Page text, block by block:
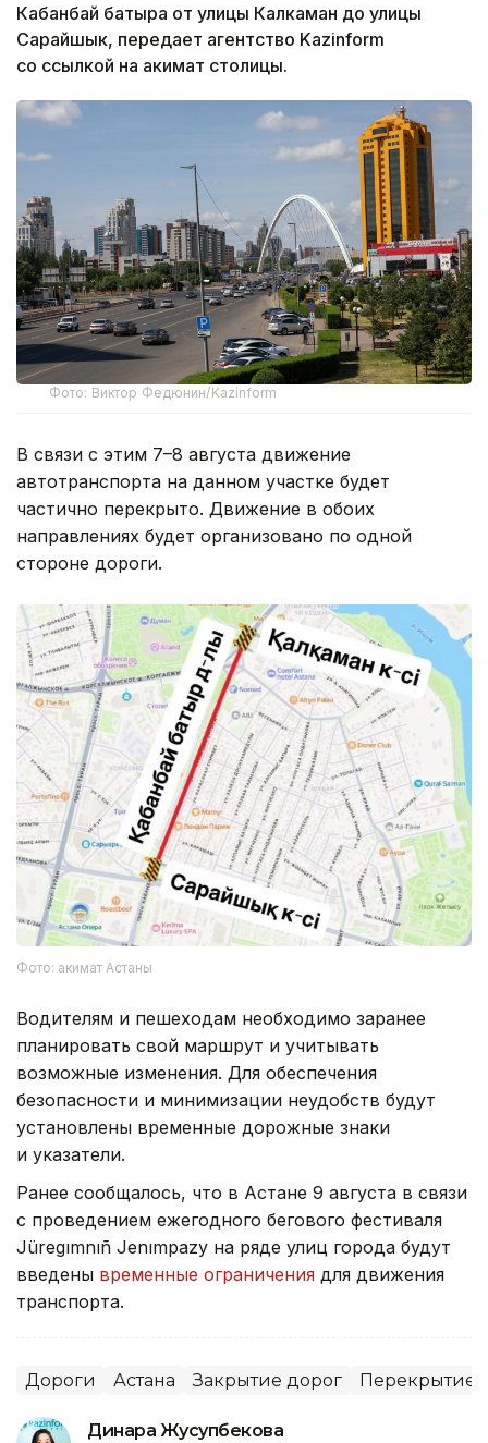
Кабанбай батыра от улицы Калкаман до улицы
Сарайшык, передает агентство Kazinform
со ссылкой на акимат столицы.
Фото: Виктор Федюнин/Kazinform
В связи с этим 7–8 августа движение
автотранспорта на данном участке будет
частично перекрыто. Движение в обоих
направлениях будет организовано по одной
стороне дороги.
Фото: акимат Астаны
Водителям и пешеходам необходимо заранее
планировать свой маршрут и учитывать
возможные изменения. Для обеспечения
безопасности и минимизации неудобств будут
установлены временные дорожные знаки
и указатели.
Ранее сообщалось, что в Астане 9 августа в связи
с проведением ежегодного бегового фестиваля
Jüregımnıñ Jenımpazy на ряде улиц города будут
введены временные ограничения для движения
транспорта.
Дороги Астана Закрытие дорог Перекрытие
Динара Жусупбекова